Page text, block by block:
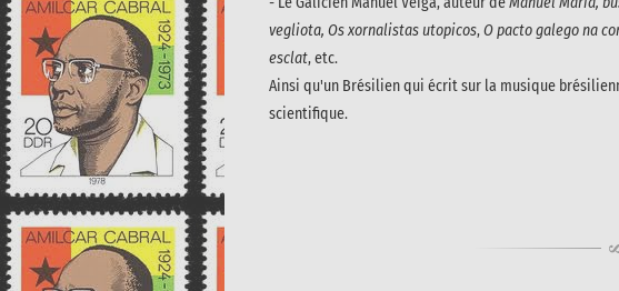
vegliota, Os xornalistas utopicos,O pacto galego na
esclat, etc.
Ainsi qu'un Brésilien qui écrit sur la musique
scientifique.